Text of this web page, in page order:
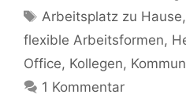
Schlagwörter
Arbeitsplatz zu Hause,
flexible Arbeitsformen,
Office, Kollegen,
1 Kommentar